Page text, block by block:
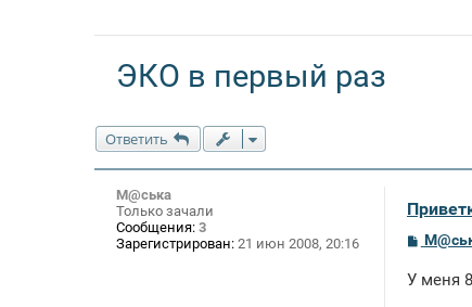
ЭКО в первый раз
Ответить
М@ська
Только зачали
Сообщения: 3
Зарегистрирован: 21 июн 2008, 20:16
С
б
У меня